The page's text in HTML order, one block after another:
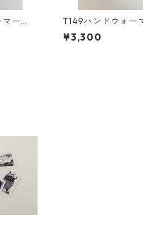
マー
インア
ーウ
T149ハンドウォー
田命子デザインアイ
編み込みハンドウ
¥3,300